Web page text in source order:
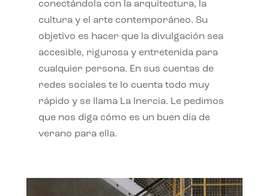
conectándola con la arquitectura, la
cultura y el arte contemporáneo. Su
objetivo es hacer que la divulgación sea
accesible, rigurosa y entretenida para
cualquier persona. En sus cuentas de
redes sociales te lo cuenta todo muy
rápido y se llama La Inercia. Le pedimos
que nos diga cómo es un buen día de
verano para ella.